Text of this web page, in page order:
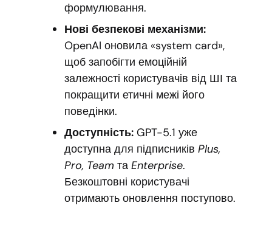
формулювання.
Нові безпекові механізми:
OpenAI оновила «system card»,
щоб запобігти емоційній
залежності користувачів від ШІ та
покращити етичні межі його
поведінки.
Доступність: GPT-5.1 уже
доступна для підписників Plus,
Pro, Team та Enterprise.
Безкоштовні користувачі
отримають оновлення поступово.